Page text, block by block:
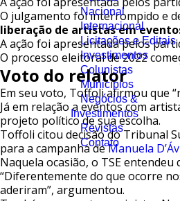
Nacional
Internacional
Licitações e Editais
Investimentos
Colunistas
Municípios
Negócios &
Investimentos
Revistas
Contato
O julgamento foi interrompido e
liberação de artistas em
A ação foi apresentada pelos
O processo eleitoral de 2022
Voto do relator
Em seu voto, Toffoli afirmou que
Já em relação a eventos com
projeto político de sua escolha.
Toffoli citou decisão do Tribunal
para a campanha deManuela
Naquela ocasião, o TSE
“Diferentemente do que ocorre
aderiram”, argumentou.